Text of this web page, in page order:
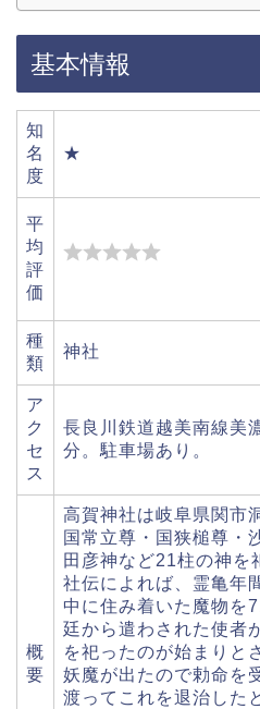
基本情報
知
名
度
★
平
均
評
価
種
類
神社
ア
ク
セ
ス
長良川鉄道越美南線美
分。駐車場あり。
概
要
高賀神社は岐阜県関市
国常立尊・国狭槌尊・
田彦神など21柱の神を
社伝によれば、霊亀年
中に住み着いた魔物を
廷から遣わされた使者
を祀ったのが始まりと
妖魔が出たので勅命を
渡ってこれを退治した